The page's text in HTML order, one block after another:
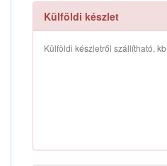
Külföldi készlet
Külföldi készletről szállítható,